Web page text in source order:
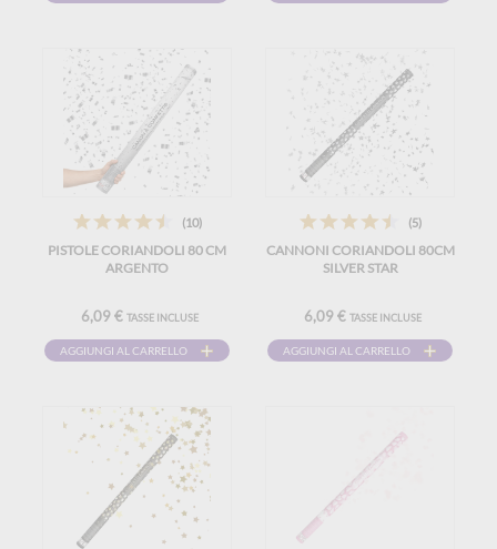
(10)
PISTOLE CORIANDOLI 80 CM
ARGENTO
6,09 € TASSE INCLUSE
AGGIUNGI AL CARRELLO
(5)
CANNONI CORIANDOLI 80CM
SILVER STAR
6,09 € TASSE INCLUSE
AGGIUNGI AL CARRELLO